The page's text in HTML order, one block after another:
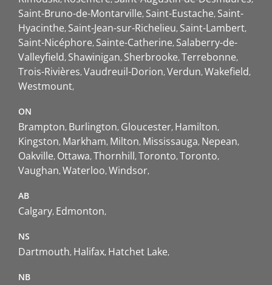
Saint-Bruno-de-Montarville Saint-Eustache Saint-
Hyacinthe Saint-Jean-sur-Richelieu Saint-Lambert
Saint-Nicéphore Sainte-Catherine Salaberry-de-
Valleyfield Shawinigan Sherbrooke Terrebonne
Trois-Rivières Vaudreuil-Dorion Verdun Wakefield
Westmount
ON
Brampton Burlington Gloucester Hamilton
Kingston Markham Milton Mississauga Nepean
Oakville Ottawa Thornhill Toronto Toronto
Vaughan Waterloo Windsor
AB
Calgary Edmonton
NS
Dartmouth Halifax Hatchet Lake
NB